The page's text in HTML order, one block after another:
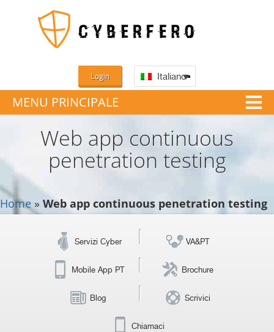
MENU PRINCIPALE
Login Italiano
Web app continuous
penetration testing
Home » Web app continuous penetration testing
Servizi Cyber VA&PT
Mobile App PT Brochure
Blog Scrivici
Chiamaci